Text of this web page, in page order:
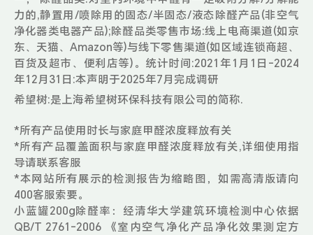
*所有产品使用时长与家庭甲醛浓度释放有关
*所有产品覆盖面积与家庭甲醛浓度释放有关,详细使用指
导请联系客服
*本网站所有展示的检测报告为缩略图，如需高清版请向
400客服索要。
小蓝罐200g除醛率：经清华大学建筑环境检测中心依据
QB/T 2761-2006 《室内空气净化产品净化效果测定方
力的,静置用/喷除用的固态/半固态/液态除醛产品(非空气
净化器类电器产品);除醛品类零售市场:线上电商渠道(如京
东、天猫、Amazon等)与线下零售渠道(如区域连锁商超、
百货及超市、便利店等)。统计时间:2021年1月1日-2024
年12月31日:本声明于2025年7月完成调研
希望树:是上海希望树环保科技有限公司的简称.